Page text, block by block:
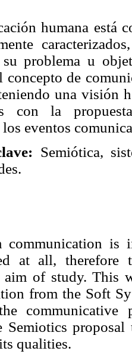
humana está
problema u
concepto de
una visión
con la
los eventos
Semiótica,
communication is
at all,
aim of study. This
from the Soft
communicative
Semiotics
qualities.